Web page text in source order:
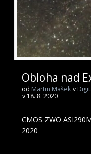
Obloha nad
od Martin Mašek v
v 18. 8. 2020
CMOS ZWO
2020